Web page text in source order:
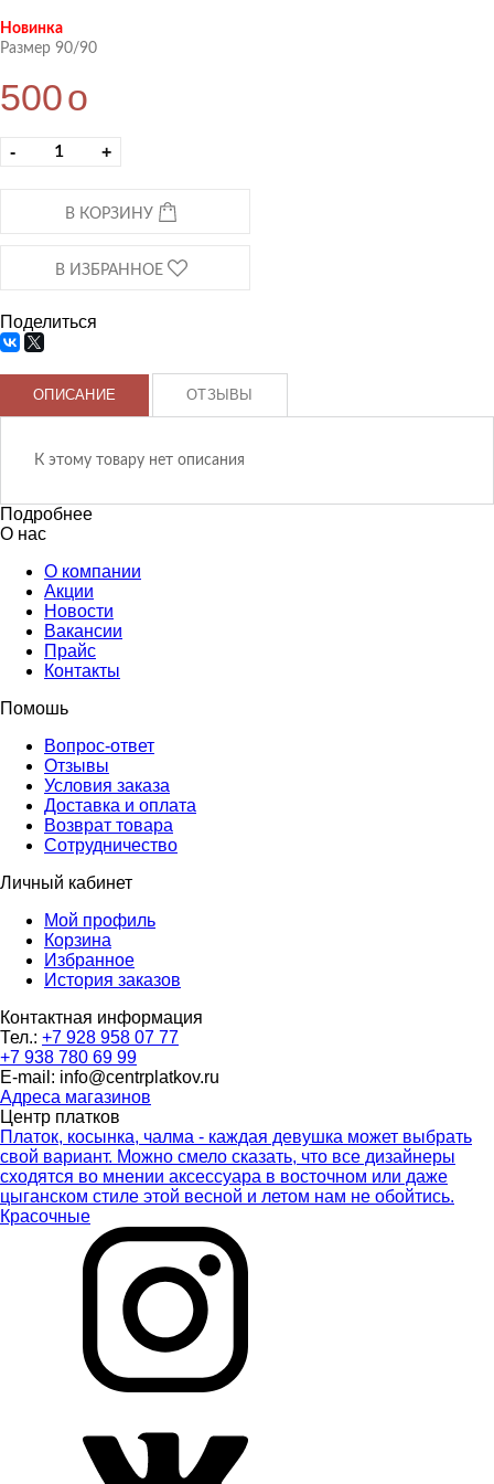
Новинка
Размер 90/90
500o
- +
В КОРЗИНУ
В ИЗБРАННОЕ
Поделиться
ОПИСАНИЕ ОТЗЫВЫ
К этому товару нет описания
Подробнее
О нас
О компании
Акции
Новости
Вакансии
Прайс
Контакты
Помошь
Вопрос-ответ
Отзывы
Условия заказа
Доставка и оплата
Возврат товара
Сотрудничество
Личный кабинет
Мой профиль
Корзина
Избранное
История заказов
Контактная информация
Тел.: +7 928 958 07 77
+7 938 780 69 99
E-mail: info@centrplatkov.ru
Адреса магазинов
Центр платков
Платок, косынка, чалма - каждая девушка может выбрать
свой вариант. Можно смело сказать, что все дизайнеры
сходятся во мнении аксессуара в восточном или даже
цыганском стиле этой весной и летом нам не обойтись.
Красочные